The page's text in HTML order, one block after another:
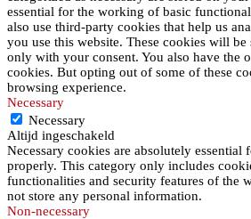
essential for the working of basic
also use third-party cookies that help us
you use this website. These cookies will
only with your consent. You also have the
cookies. But opting out of some of these
browsing experience.
Necessary
Necessary
Altijd ingeschakeld
Necessary cookies are absolutely essential
properly. This category only includes
functionalities and security features of the
not store any personal information.
Non-necessary